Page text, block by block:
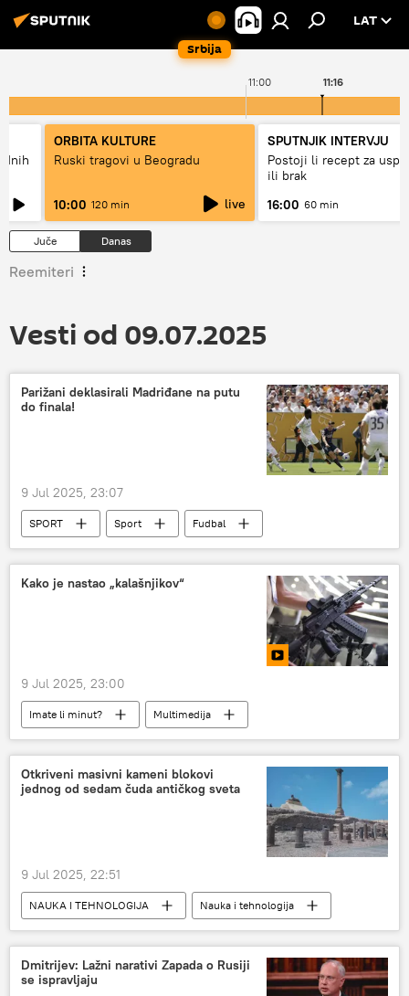
Srbija
LAT
11:00 11:16
ORBITA KULTURE
Ruski tragovi u Beogradu
10:00 120 min live
SPUTNJIK INTERVJU
Postoji li recept za
ili brak
16:00 60 min
Juče Danas
Reemiteri
Vesti od 09.07.2025
Parižani deklasirali Madriđane na putu
do finala!
9 Jul 2025, 23:07
SPORT Sport
Fudbal
FIFA svetsko klupsko prvenstvo
Pari Sen Žermen (PSŽ)
Kako je nastao „kalašnjikov“
9 Jul 2025, 23:00
Imate li minut? Multimedija
Otkriveni masivni kameni blokovi
jednog od sedam čuda antičkog sveta
9 Jul 2025, 22:51
NAUKA I TEHNOLOGIJA
Nauka i tehnologija
Društvo
Egipat
Dmitrijev: Lažni narativi Zapada o Rusiji
se ispravljaju